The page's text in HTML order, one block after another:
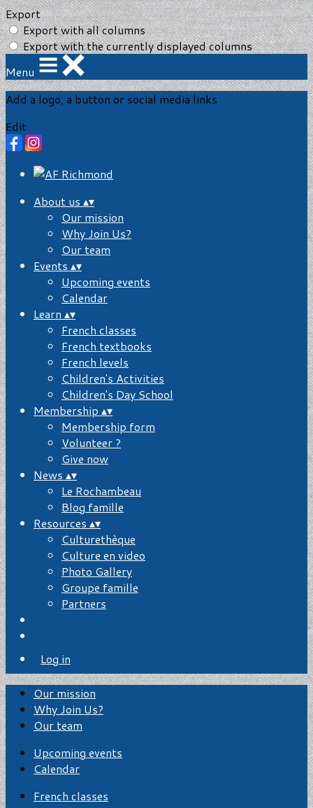
Export
Export with all columns
Export with the currently displayed columns
Menu
Add a logo, a button or social media links
Edit
About us ▴▾
Our mission
Why Join Us?
Our team
Events ▴▾
Upcoming events
Calendar
Learn ▴▾
French classes
French textbooks
French levels
Children's Activities
Children's Day School
Membership ▴▾
Membership form
Volunteer ?
Give now
News ▴▾
Le Rochambeau
Blog famille
Resources ▴▾
Culturethèque
Culture en video
Photo Gallery
Groupe famille
Partners
Log in
Our mission
Why Join Us?
Our team
Upcoming events
Calendar
French classes